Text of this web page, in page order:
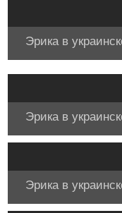
Эрика в
Эрика в
Эрика в